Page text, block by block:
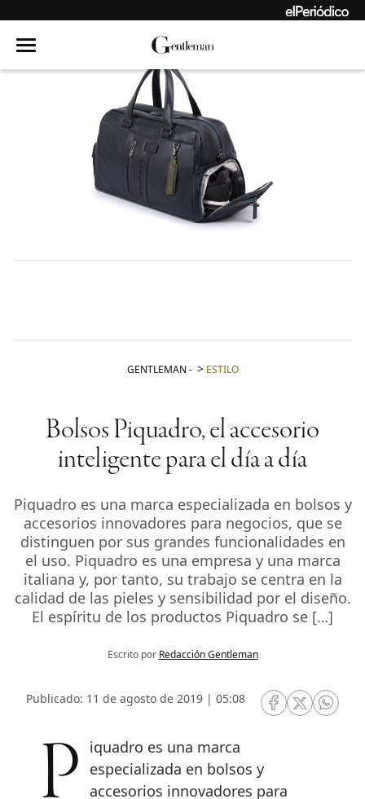
GENTLEMAN - ESTILO
Bolsos Piquadro, el accesorio
inteligente para el día a día
Piquadro es una marca especializada en bolsos y
accesorios innovadores para negocios, que se
distinguen por sus grandes funcionalidades en
el uso. Piquadro es una empresa y una marca
italiana y, por tanto, su trabajo se centra en la
calidad de las pieles y sensibilidad por el diseño.
El espíritu de los productos Piquadro se […]
Escrito por Redacción Gentleman
Publicado: 11 de agosto de 2019 | 05:08
RRSS Facebook
RRSSRRSS
Piquadro es una marca
especializada en bolsos y
accesorios innovadores para